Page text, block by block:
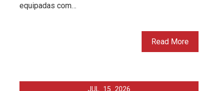
equipadas com…
Read More
JUL 15 2026